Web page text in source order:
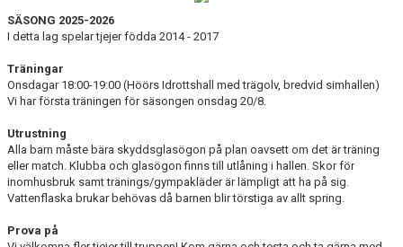
BILDGALLERI
DOKUMENT
KONTAKT
SÄSONG 2025-2026
I detta lag spelar tjejer födda 2014 - 2017
Träningar
Onsdagar 18:00-19:00 (Höörs Idrottshall med trägolv, bredvid simhallen)
Vi har första träningen för säsongen onsdag 20/8.
Utrustning
Alla barn måste bära skyddsglasögon på plan oavsett om det är träning
eller match. Klubba och glasögon finns till utlåning i hallen. Skor för
inomhusbruk samt tränings/gympakläder är lämpligt att ha på sig.
Vattenflaska brukar behövas då barnen blir törstiga av allt spring.
Prova på